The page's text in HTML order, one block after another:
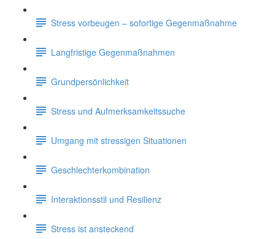
Stress vorbeugen – sofortige Gegenmaßnahme
Langfristige Gegenmaßnahmen
Grundpersönlichkeit
Stress und Aufmerksamkeitssuche
Umgang mit stressigen Situationen
Geschlechterkombination
Interaktionsstil und Resilienz
Stress ist ansteckend